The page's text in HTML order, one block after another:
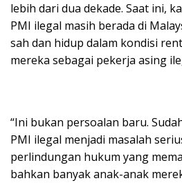
lebih dari dua dekade. Saat ini,
PMI ilegal masih berada di
sah dan hidup dalam kondisi
mereka sebagai pekerja asing
“Ini bukan persoalan baru.
PMI ilegal menjadi masalah
perlindungan hukum yang
bahkan banyak anak-anak